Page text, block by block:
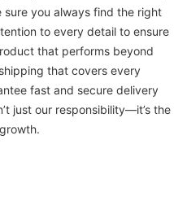
sure you always find the right
to every detail to ensure
that performs beyond
that covers every
fast and secure delivery
just our responsibility—it’s the